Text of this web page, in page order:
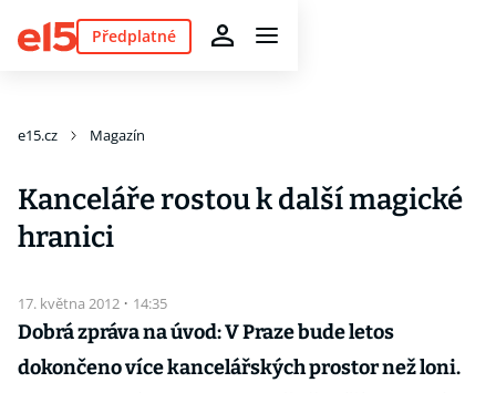
Předplatné
e15.cz Magazín
Kanceláře rostou k další magické
hranici
17. května 2012 · 14:35
Dobrá zpráva na úvod: V Praze bude letos
dokončeno více kancelářských prostor než loni.